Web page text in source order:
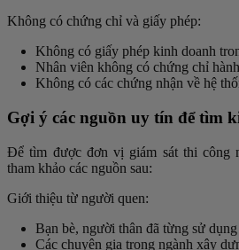
Không có chứng chỉ và giấy phép:
Không có giấy phép kinh doanh
Nhân viên không có chứng chỉ
Không có các chứng nhận về hệ
Gợi ý các nguồn uy tín để tìm
Để tìm được đơn vị giám sát thi công
tham khảo các nguồn sau:
Giới thiệu từ người quen:
Bạn bè, người thân đã từng sử
Các chuyên gia trong ngành xây